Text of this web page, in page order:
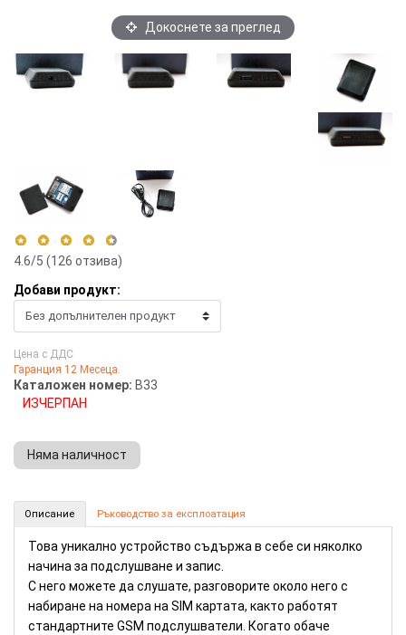
Докоснете за преглед
4.6/5 (126 отзива)
5 stars
59%
4 stars
41%
3 stars
2 stars
1 star
Добави продукт:
Цена с ДДС
Гаранция 12 Месеца.
Каталожен номер: B33
ИЗЧЕРПАН
Няма наличност
Подслушвател с камера и възможност за запис (Номер: B33)
Описание Ръководство за експлоатация
Това уникално устройство съдържа в себе си няколко
начина за подслушване и запис.
С него можете да слушате, разговорите около него с
набиране на номера на SIM картата, както работят
стандартните GSM подслушватели. Когато обаче